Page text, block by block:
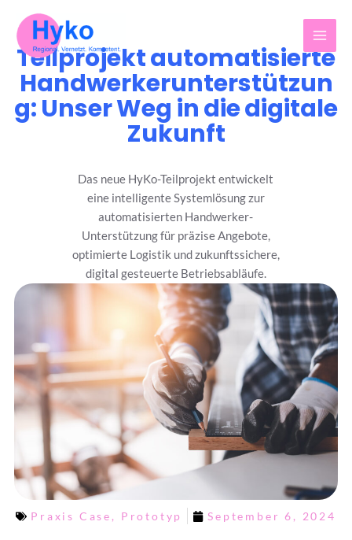
Teilprojekt automatisierte
Handwerkerunterstützun
g: Unser Weg in die digitale
Zukunft
Das neue HyKo-Teilprojekt entwickelt
eine intelligente Systemlösung zur
automatisierten Handwerker-
Unterstützung für präzise Angebote,
optimierte Logistik und zukunftssichere,
digital gesteuerte Betriebsabläufe.
Praxis Case , Prototyp September 6, 2024